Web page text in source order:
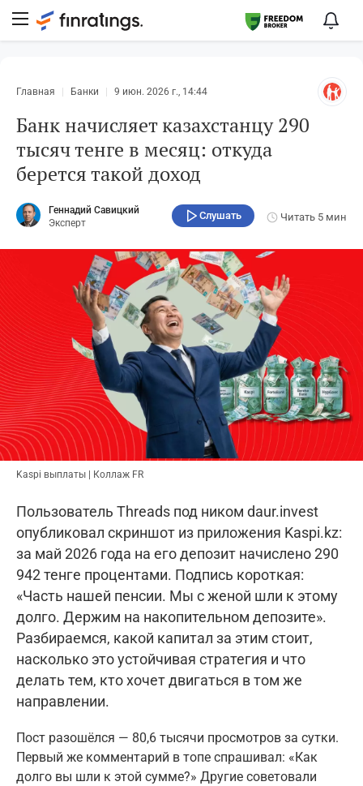
Главная Банки 9 июн. 2026 г., 14:44
Банк начисляет казахстанцу 290
тысяч тенге в месяц: откуда
берется такой доход
Геннадий Савицкий
Эксперт
Слушать Читать 5 мин
Kaspi выплаты | Коллаж FR
Пользователь Threads под ником daur.invest
опубликовал скриншот из приложения Kaspi.kz:
за май 2026 года на его депозит начислено 290
942 тенге процентами. Подпись короткая:
«Часть нашей пенсии. Мы с женой шли к этому
долго. Держим на накопительном депозите».
Разбираемся, какой капитал за этим стоит,
насколько это устойчивая стратегия и что
делать тем, кто хочет двигаться в том же
направлении.
Пост разошёлся — 80,6 тысячи просмотров за сутки.
Первый же комментарий в топе спрашивал: «Как
долго вы шли к этой сумме?» Другие советовали